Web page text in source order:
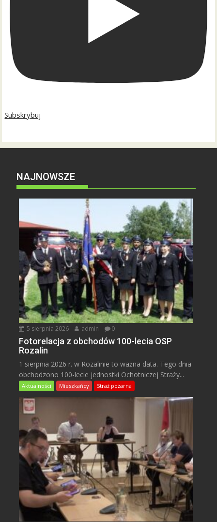
Subskrybuj
NAJNOWSZE
5 sierpnia 2026 admin 0
Fotorelacja z obchodów 100-lecia OSP
Rozalin
1 sierpnia 2026 r. w Rozalinie to ważna data. Tego dnia
obchodzono 100-lecie jednostki Ochotniczej Straży...
Aktualności Mieszkańcy Straż pożarna